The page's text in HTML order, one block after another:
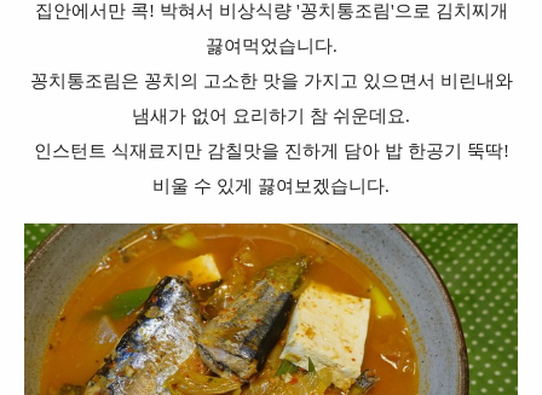
집안에서만 콕! 박혀서 비상식량 '꽁치통조림'으로 김치찌개
끓여먹었습니다.
꽁치통조림은 꽁치의 고소한 맛을 가지고 있으면서 비린내와
냄새가 없어 요리하기 참 쉬운데요.
인스턴트 식재료지만 감칠맛을 진하게 담아 밥 한공기 뚝딱!
비울 수 있게 끓여보겠습니다.